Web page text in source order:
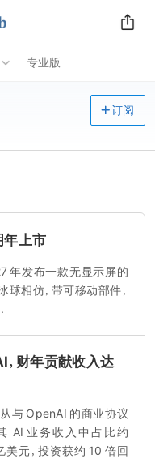
专业版
订阅
年上市
年发布一款无显示屏的
球相仿，带可移动部件，
财年贡献收入达
与 OpenAI 的商业协议
AI 业务收入中占比约
元，投资获约 10 倍回